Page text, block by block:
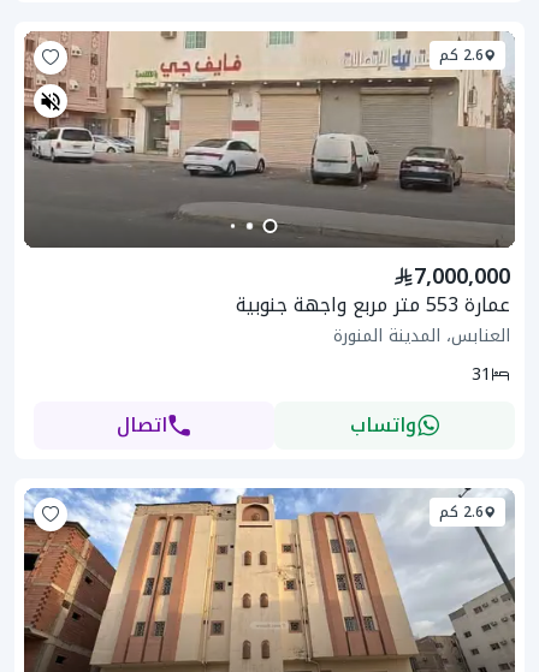
2.6 كم
7,000,000
عمارة 553 متر مربع واجهة جنوبية
العنابس، المدينة المنورة
31
واتساب اتصال
2.6 كم